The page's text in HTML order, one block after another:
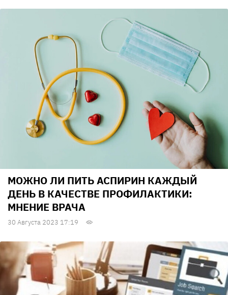
МОЖНО ЛИ ПИТЬ АСПИРИН КАЖДЫЙ
ДЕНЬ В КАЧЕСТВЕ ПРОФИЛАКТИКИ:
МНЕНИЕ ВРАЧА
30 Августа 2023 17:19